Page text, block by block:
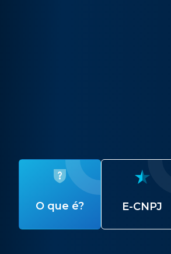
O que é? E-CNPJ